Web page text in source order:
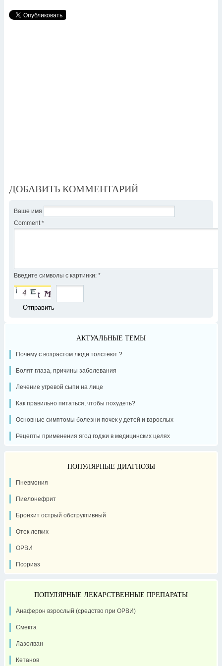
ДОБАВИТЬ КОММЕНТАРИЙ
Ваше имя
Comment *
Введите символы с картинки: *
АКТУАЛЬНЫЕ ТЕМЫ
Почему с возрастом люди толстеют ?
Болят глаза, причины заболевания
Лечение угревой сыпи на лице
Как правильно питаться, чтобы похудеть?
Основные симптомы болезни почек у детей и взрослых
Рецепты применения ягод годжи в медицинских целях
ПОПУЛЯРНЫЕ ДИАГНОЗЫ
Пневмония
Пиелонефрит
Бронхит острый обструктивный
Отек легких
ОРВИ
Псориаз
ПОПУЛЯРНЫЕ ЛЕКАРСТВЕННЫЕ ПРЕПАРАТЫ
Анаферон взрослый (средство при ОРВИ)
Смекта
Лазолван
Кетанов